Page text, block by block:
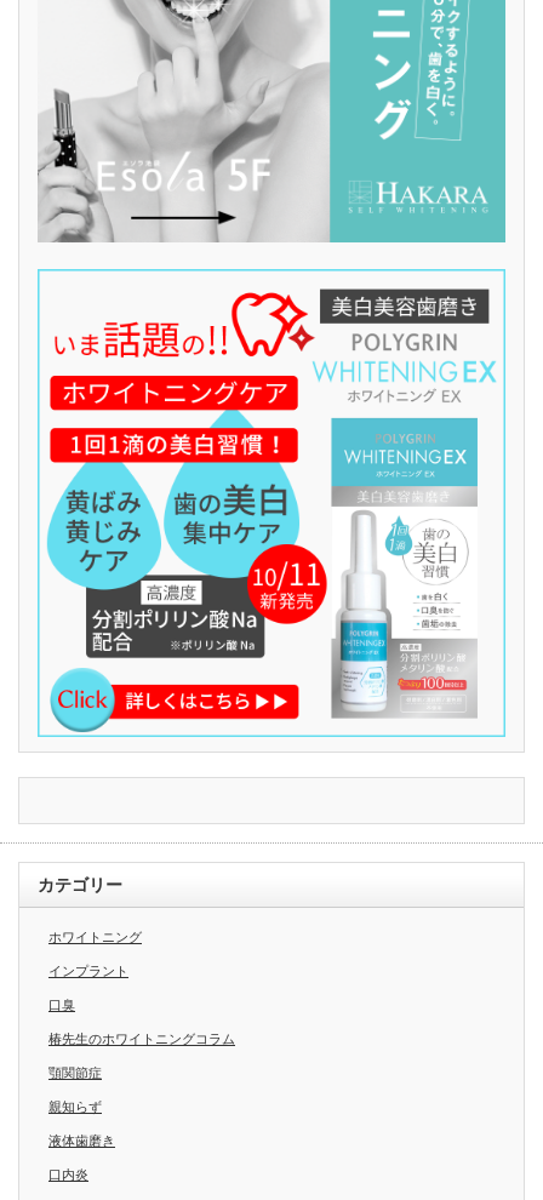
カテゴリー
ホワイトニング
インプラント
口臭
椿先生のホワイトニングコラム
顎関節症
親知らず
液体歯磨き
口内炎